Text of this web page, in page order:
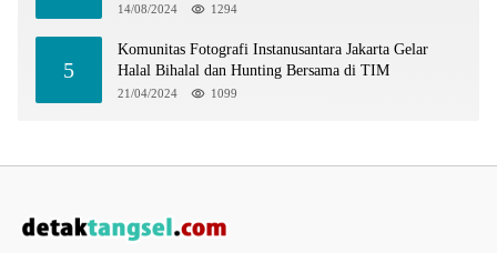
14/08/2024 1294
5
Komunitas Fotografi Instanusantara Jakarta Gelar
Halal Bihalal dan Hunting Bersama di TIM
21/04/2024 1099